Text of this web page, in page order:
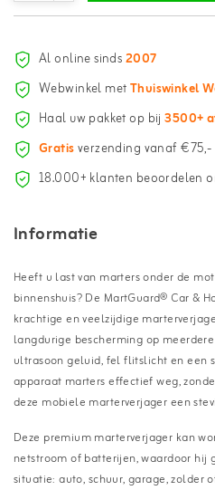
Al online sinds2007
Webwinkel metThuiswinkel
Haal uw pakket op bij3500+
Gratisverzending vanaf €75,-
18.000+ klanten beoordelen
Informatie
Heeft u last van marters onder de
binnenshuis? De MartGuard® Car &
krachtige en veelzijdige
langdurige bescherming op
ultrasoon geluid, fel flitslicht en een
apparaat marters effectief weg,
deze mobiele marterverjager een
Deze premium marterverjager kan
netstroom of batterijen, waardoor hij
situatie: auto, schuur, garage, zolder